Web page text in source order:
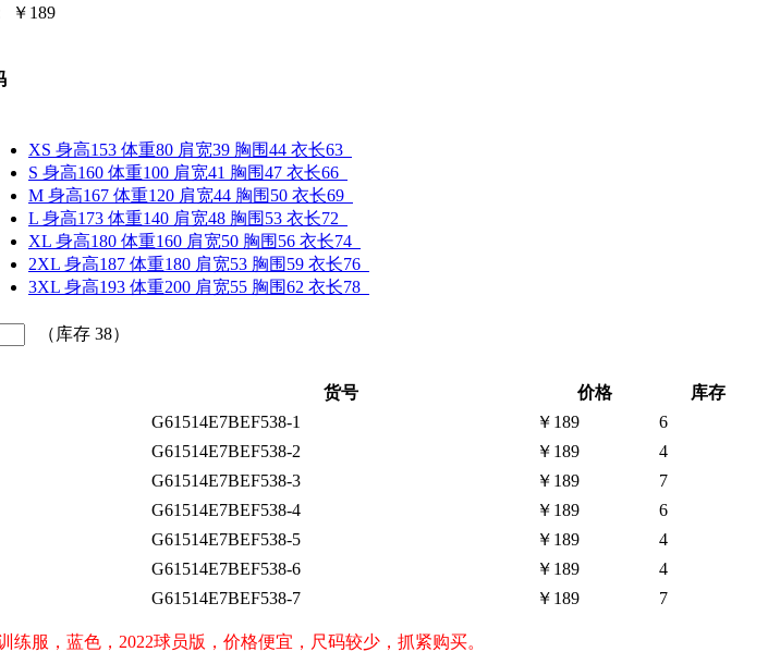
￥189
XS 身高153 体重80 肩宽39 胸围44 衣长63
S 身高160 体重100 肩宽41 胸围47 衣长66
M 身高167 体重120 肩宽44 胸围50 衣长69
L 身高173 体重140 肩宽48 胸围53 衣长72
XL 身高180 体重160 肩宽50 胸围56 衣长74
2XL 身高187 体重180 肩宽53 胸围59 衣长76
3XL 身高193 体重200 肩宽55 胸围62 衣长78
（库存 38）
货号 价格
库存
G61514E7BEF538-1 ￥189
6
G61514E7BEF538-2 ￥189
4
G61514E7BEF538-3 ￥189
7
G61514E7BEF538-4 ￥189
6
G61514E7BEF538-5 ￥189
4
G61514E7BEF538-6 ￥189
4
G61514E7BEF538-7 ￥189 7
服，蓝色，2022球员版，价格便宜，尺码较少，抓紧购买。